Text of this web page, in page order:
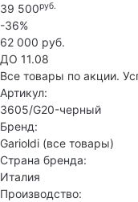
39 500руб.
-36%
62 000 руб.
ДО 11.08
Все товары по акции.
Артикул:
3605/G20-черный
Бренд:
Garioldi (все товары)
Страна бренда:
Италия
Производство: